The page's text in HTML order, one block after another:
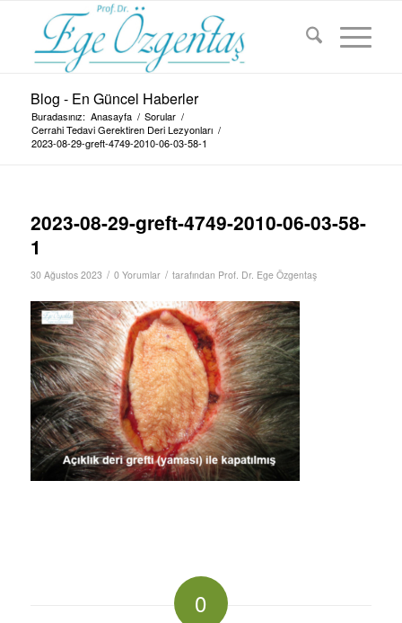
Blog - En Güncel Haberler
Buradasınız: Anasayfa / Sorular /
Cerrahi Tedavi Gerektiren Deri Lezyonları /
2023-08-29-greft-4749-2010-06-03-58-1
2023-08-29-greft-4749-2010-06-03-58-
1
30 Ağustos 2023 / 0 Yorumlar / tarafından Prof. Dr. Ege Özgentaş
0